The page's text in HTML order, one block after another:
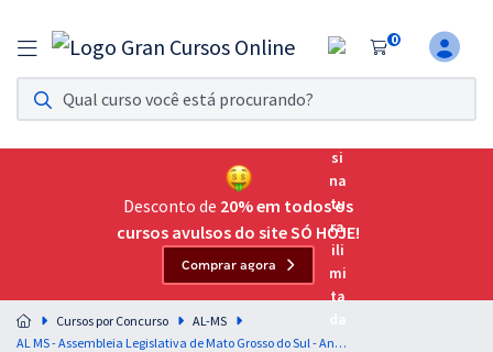
0
Assinatura Ilimitada 11
Acesso a todos os cursos. Teste grátis por 7 dias!
Assinatura OAB Até Passar
Acesso ilimitado a toda preparação para o Exame da
Residências Multiprofissionais
Preparação completa e intensiva para as principais
residências em saúde do Brasil
Desconto de 20% em todos os
cursos avulsos do site SÓ HOJE!
Comprar agora
Cursos por Concurso
AL-MS
AL MS - Assembleia Legislativa de Mato Grosso do Sul - Analista Legislativo - Psicólogo